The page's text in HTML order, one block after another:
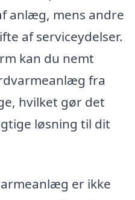
anlæg, mens andre
af serviceydelser.
kan du nemt
fra
hvilket gør det
løsning til dit
er ikke